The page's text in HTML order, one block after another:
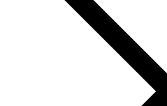
Vimar (Италия)
Volter (Украина)
Volterm (Украина)
Wago (Германия)